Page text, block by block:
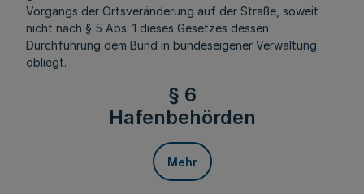
Vorgangs der Ortsveränderung auf der Straße, soweit
nicht nach § 5 Abs. 1 dieses Gesetzes dessen
Durchführung dem Bund in bundeseigener Verwaltung
obliegt.
§ 6
Hafenbehörden
Mehr